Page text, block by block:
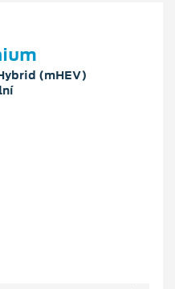
(mHEV)